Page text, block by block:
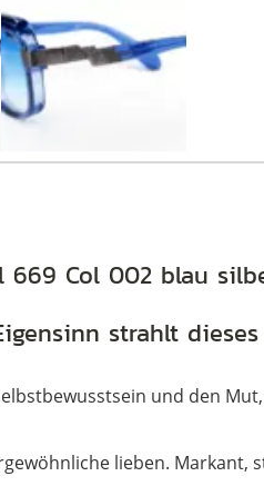
Col 002 blau
strahlt
und den
lieben. Markant,